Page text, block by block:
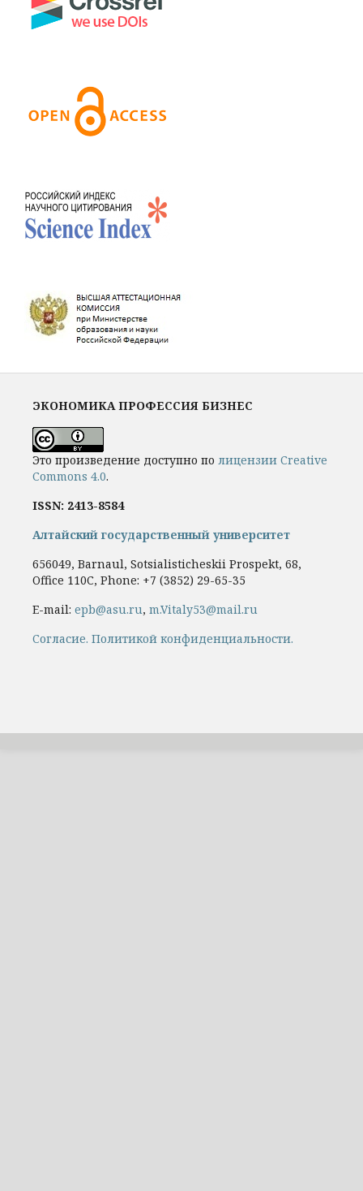
ЭКОНОМИКА ПРОФЕССИЯ БИЗНЕС
Это произведение доступно по лицензии Creative
Commons 4.0.
ISSN: 2413-8584
Алтайский государственный университет
656049, Barnaul, Sotsialisticheskii Prospekt, 68,
Office 110C, Phone: +7 (3852) 29-65-35
E-mail: epb@asu.ru, m.Vitaly53@mail.ru
Cогласие. Политикой конфиденциальности.